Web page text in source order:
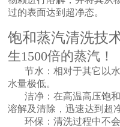
过的表面达到超净态。
饱和蒸汽清洗技
生1500倍的蒸汽！
节水：相对于其它以水
水量极低。
洁净：在高温高压饱和
溶解及清除，迅速达到超
环保：清洗过程中不会